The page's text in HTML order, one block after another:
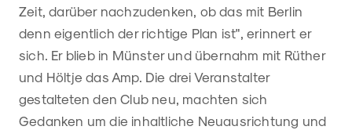
Zeit, darüber nachzudenken, ob das mit Berlin
denn eigentlich der richtige Plan ist", erinnert er
sich. Er blieb in Münster und übernahm mit Rüther
und Höltje das Amp. Die drei Veranstalter
gestalteten den Club neu, machten sich
Gedanken um die inhaltliche Neuausrichtung und